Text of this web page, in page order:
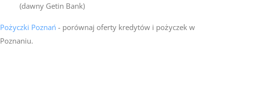
(dawny Getin Bank)
Pożyczki Poznań - porównaj oferty kredytów i pożyczek w
Poznaniu.